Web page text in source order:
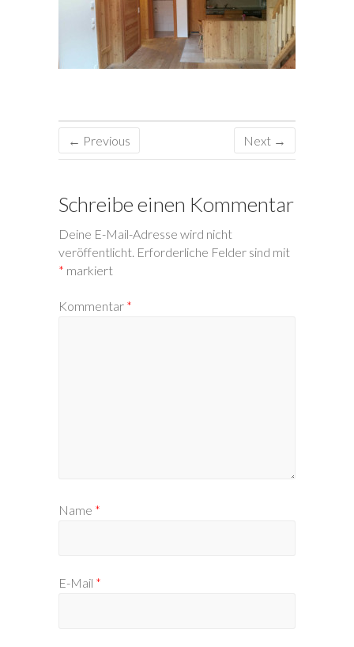
← Previous Next →
Schreibe einen Kommentar
Deine E-Mail-Adresse wird nicht
veröffentlicht. Erforderliche Felder sind mit
* markiert
Kommentar *
Name *
E-Mail *